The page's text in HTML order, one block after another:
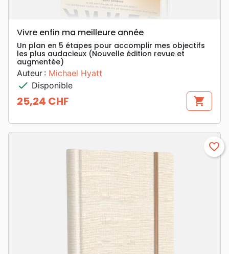
Vivre enfin ma meilleure année
Un plan en 5 étapes pour accomplir mes objectifs
les plus audacieux (Nouvelle édition revue et
augmentée)
Auteur : Michael Hyatt
check Disponible
Prix
25,24 CHF shopping_cart
favorite_border